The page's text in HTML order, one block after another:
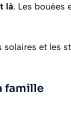
là. Les bouées
solaires et les
famille